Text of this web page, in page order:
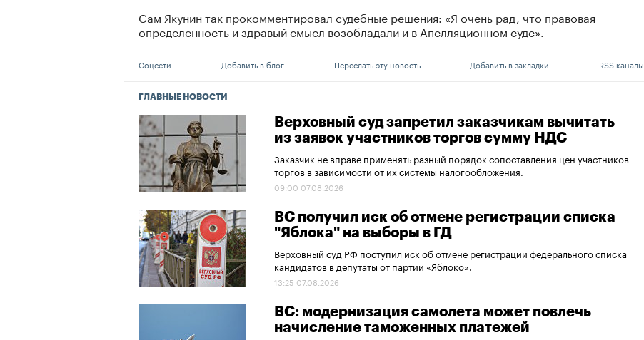
Сам Якунин так прокомментировал судебные решения: «Я очень рад, что правовая
определенность и здравый смысл возобладали и в Апелляционном суде».
Соцсети Добавить в блог Переслать эту новость Добавить в закладки RSS каналы
ГЛАВНЫЕ НОВОСТИ
Верховный суд запретил заказчикам вычитать
из заявок участников торгов сумму НДС
Заказчик не вправе применять разный порядок сопоставления цен участников
торгов в зависимости от их системы налогообложения.
09:00 07.08.2026
ВС получил иск об отмене регистрации списка
"Яблока" на выборы в ГД
Верховный суд РФ поступил иск об отмене регистрации федерального списка
кандидатов в депутаты от партии «Яблоко».
13:25 07.08.2026
ВС: модернизация самолета может повлечь
начисление таможенных платежей